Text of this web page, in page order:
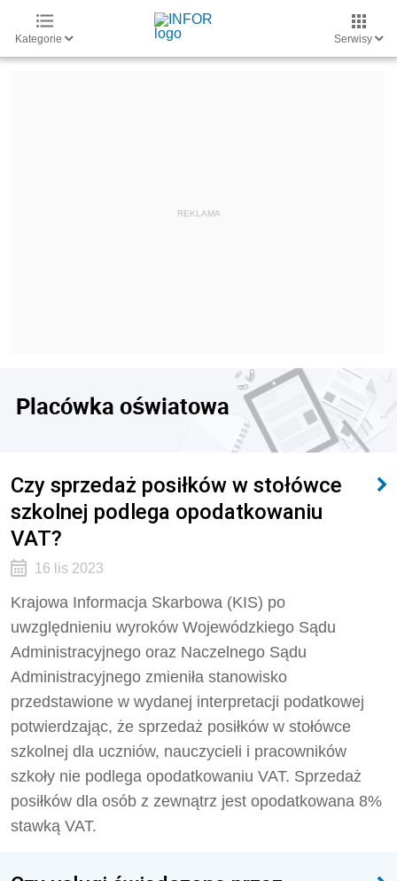
Kategorie Serwisy
Placówka oświatowa
Czy sprzedaż posiłków w stołówce
szkolnej podlega opodatkowaniu
VAT?
16 lis 2023
Krajowa Informacja Skarbowa (KIS) po
uwzględnieniu wyroków Wojewódzkiego Sądu
Administracyjnego oraz Naczelnego Sądu
Administracyjnego zmieniła stanowisko
przedstawione w wydanej interpretacji podatkowej
potwierdzając, że sprzedaż posiłków w stołówce
szkolnej dla uczniów, nauczycieli i pracowników
szkoły nie podlega opodatkowaniu VAT. Sprzedaż
posiłków dla osób z zewnątrz jest opodatkowana 8%
stawką VAT.